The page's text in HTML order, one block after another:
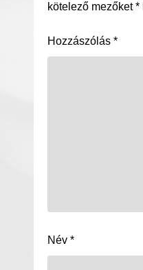
kötelező mezőket*
Hozzászólás *
Név *